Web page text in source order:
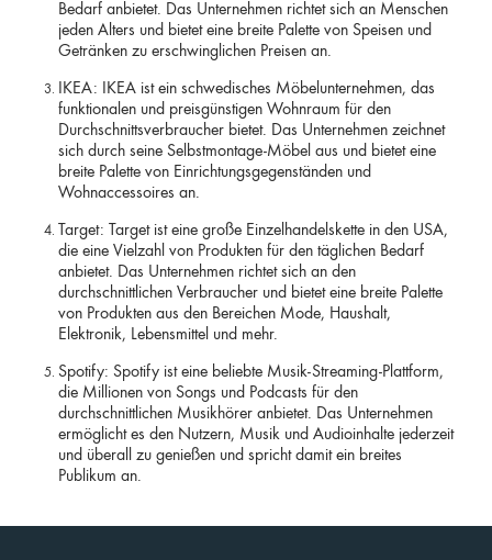
Bedarf anbietet. Das Unternehmen richtet sich an Menschen
jeden Alters und bietet eine breite Palette von Speisen und
Getränken zu erschwinglichen Preisen an.
IKEA: IKEA ist ein schwedisches Möbelunternehmen, das
funktionalen und preisgünstigen Wohnraum für den
Durchschnittsverbraucher bietet. Das Unternehmen zeichnet
sich durch seine Selbstmontage-Möbel aus und bietet eine
breite Palette von Einrichtungsgegenständen und
Wohnaccessoires an.
Target: Target ist eine große Einzelhandelskette in den USA,
die eine Vielzahl von Produkten für den täglichen Bedarf
anbietet. Das Unternehmen richtet sich an den
durchschnittlichen Verbraucher und bietet eine breite Palette
von Produkten aus den Bereichen Mode, Haushalt,
Elektronik, Lebensmittel und mehr.
Spotify: Spotify ist eine beliebte Musik-Streaming-Plattform,
die Millionen von Songs und Podcasts für den
durchschnittlichen Musikhörer anbietet. Das Unternehmen
ermöglicht es den Nutzern, Musik und Audioinhalte jederzeit
und überall zu genießen und spricht damit ein breites
Publikum an.